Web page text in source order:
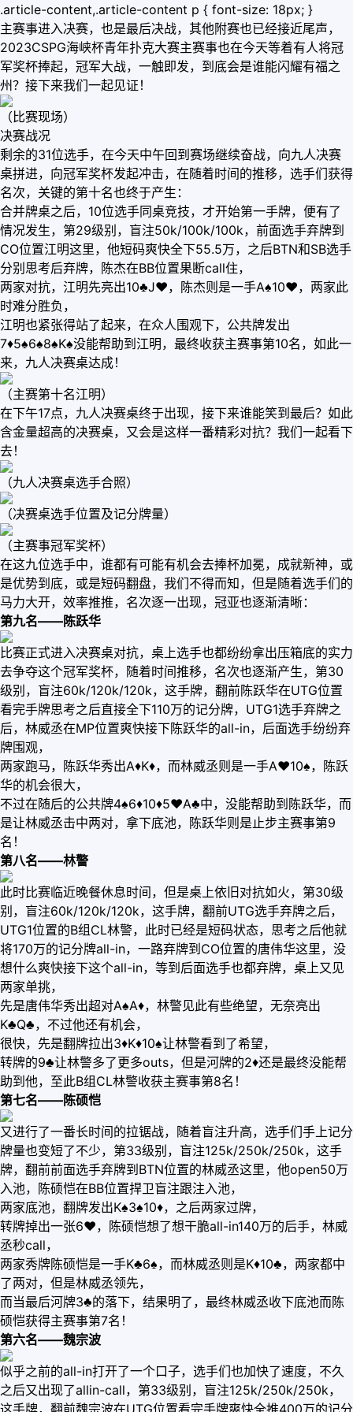
.article-content,.article-content p { font-size: 18px; }
主赛事进入决赛，也是最后决战，其他附赛也已经接近尾声，
2023CSPG海峡杯青年扑克大赛主赛事也在今天等着有人将冠
军奖杯捧起，冠军大战，一触即发，到底会是谁能闪耀有福之
州？接下来我们一起见证！
（比赛现场）
决赛战况
剩余的31位选手，在今天中午回到赛场继续奋战，向九人决赛
桌拼进，向冠军奖杯发起冲击，在随着时间的推移，选手们获得
名次，关键的第十名也终于产生：
合并牌桌之后，10位选手同桌竞技，才开始第一手牌，便有了
情况发生，第29级别，盲注50k/100k/100k，前面选手弃牌到
CO位置江明这里，他短码爽快全下55.5万，之后BTN和SB选手
分别思考后弃牌，陈杰在BB位置果断call住，
两家对抗，江明先亮出10♣️J♥️，陈杰则是一手A♠️10♥️，两家此
时难分胜负，
江明也紧张得站了起来，在众人围观下，公共牌发出
7♦️5♠️6♠️8♠️K♠️没能帮助到江明，最终收获主赛事第10名，如此一
来，九人决赛桌达成！
（主赛第十名江明）
在下午17点，九人决赛桌终于出现，接下来谁能笑到最后？如此
含金量超高的决赛桌，又会是这样一番精彩对抗？我们一起看下
去！
（九人决赛桌选手合照）
（决赛桌选手位置及记分牌量）
（主赛事冠军奖杯）
在这九位选手中，谁都有可能有机会去捧杯加冕，成就新神，或
是优势到底，或是短码翻盘，我们不得而知，但是随着选手们的
马力大开，效率推推，名次逐一出现，冠亚也逐渐清晰：
第九名——陈跃华
比赛正式进入决赛桌对抗，桌上选手也都纷纷拿出压箱底的实力
去争夺这个冠军奖杯，随着时间推移，名次也逐渐产生，第30
级别，盲注60k/120k/120k，这手牌，翻前陈跃华在UTG位置
看完手牌思考之后直接全下110万的记分牌，UTG1选手弃牌之
后，林威丞在MP位置爽快接下陈跃华的all-in，后面选手纷纷弃
牌围观，
两家跑马，陈跃华秀出A♦️K♦️，而林威丞则是一手A♥️10♠️，陈跃
华的机会很大，
不过在随后的公共牌4♠️6♦️10♦️5♥️A♣️中，没能帮助到陈跃华，而
是让林威丞击中两对，拿下底池，陈跃华则是止步主赛事第9
名！
第八名——林警
此时比赛临近晚餐休息时间，但是桌上依旧对抗如火，第30级
别，盲注60k/120k/120k，这手牌，翻前UTG选手弃牌之后，
UTG1位置的B组CL林警，此时已经是短码状态，思考之后他就
将170万的记分牌all-in，一路弃牌到CO位置的唐伟华这里，没
想什么爽快接下这个all-in，等到后面选手也都弃牌，桌上又见
两家单挑，
先是唐伟华秀出超对A♠️A♦️，林警见此有些绝望，无奈亮出
K♣️Q♣️，不过他还有机会，
很快，先是翻牌拉出3♦️K♦️10♠️让林警看到了希望，
转牌的9♣️让林警多了更多outs，但是河牌的2♦️还是最终没能帮
助到他，至此B组CL林警收获主赛事第8名！
第七名——陈硕恺
又进行了一番长时间的拉锯战，随着盲注升高，选手们手上记分
牌量也变短了不少，第33级别，盲注125k/250k/250k，这手
牌，翻前前面选手弃牌到BTN位置的林威丞这里，他open50万
入池，陈硕恺在BB位置捍卫盲注跟注入池，
两家底池，翻牌发出K♠️3♠️10♦️，之后两家过牌，
转牌掉出一张6♥️，陈硕恺想了想干脆all-in140万的后手，林威
丞秒call，
两家秀牌陈硕恺是一手K♣️6♠️，而林威丞则是K♦️10♣️，两家都中
了两对，但是林威丞领先，
而当最后河牌3♣️的落下，结果明了，最终林威丞收下底池而陈
硕恺获得主赛事第7名！
第六名——魏宗波
似乎之前的all-in打开了一个口子，选手们也加快了速度，不久
之后又出现了allin-call，第33级别，盲注125k/250k/250k，
这手牌，翻前魏宗波在UTG位置看完手牌爽快全推400万的记分